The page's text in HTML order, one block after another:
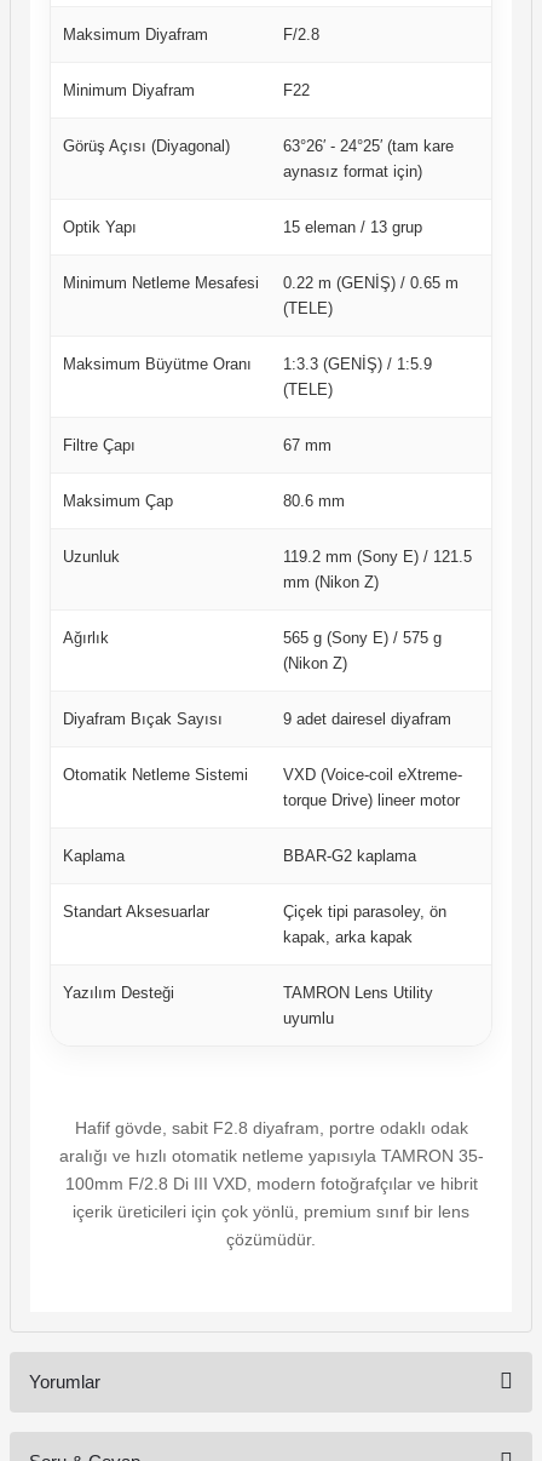
Maksimum Diyafram F/2.8
Minimum Diyafram F22
Görüş Açısı (Diyagonal)
63°26′ - 24°25′ (tam kare
aynasız format için)
Optik Yapı 15 eleman / 13 grup
Minimum Netleme Mesafesi
0.22 m (GENİŞ) / 0.65 m
(TELE)
Maksimum Büyütme Oranı
1:3.3 (GENİŞ) / 1:5.9
(TELE)
Filtre Çapı 67 mm
Maksimum Çap 80.6 mm
Uzunluk
119.2 mm (Sony E) / 121.5
mm (Nikon Z)
Ağırlık
565 g (Sony E) / 575 g
(Nikon Z)
Diyafram Bıçak Sayısı 9 adet dairesel diyafram
Otomatik Netleme Sistemi
VXD (Voice-coil eXtreme-
torque Drive) lineer motor
Kaplama BBAR-G2 kaplama
Standart Aksesuarlar
Çiçek tipi parasoley, ön
kapak, arka kapak
Yazılım Desteği
TAMRON Lens Utility
uyumlu
Hafif gövde, sabit F2.8 diyafram, portre odaklı odak
aralığı ve hızlı otomatik netleme yapısıyla TAMRON 35-
100mm F/2.8 Di III VXD, modern fotoğrafçılar ve hibrit
içerik üreticileri için çok yönlü, premium sınıf bir lens
çözümüdür.
Yorumlar